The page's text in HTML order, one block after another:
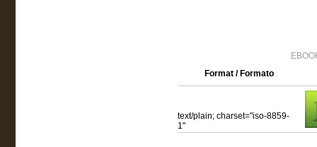
Format / Formato
text/plain; charset="iso-8859-
1"